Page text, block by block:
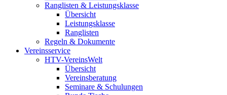
Ranglisten & Leistungsklasse
Übersicht
Leistungsklasse
Ranglisten
Regeln & Dokumente
Vereinsservice
HTV-VereinsWelt
Übersicht
Vereinsberatung
Seminare & Schulungen